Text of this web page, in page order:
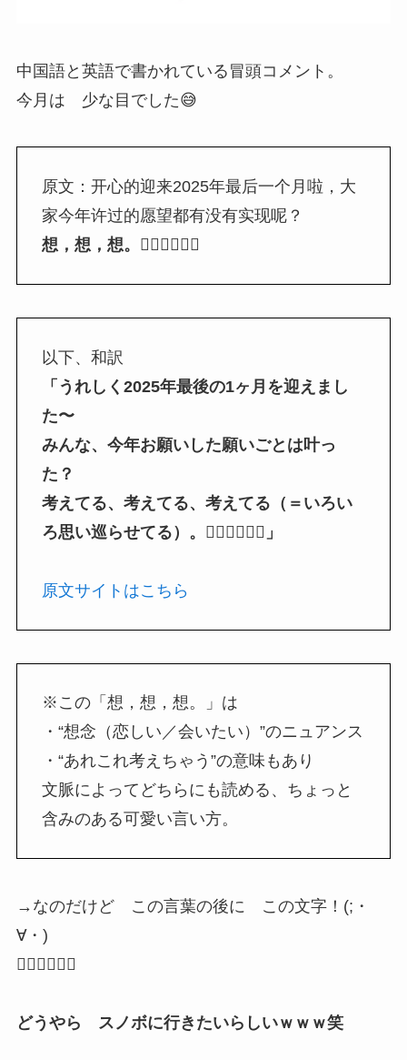
中国語と英語で書かれている冒頭コメント。
今月は 少な目でした😅
原文：开心的迎来2025年最后一个月啦，大
家今年许过的愿望都有没有实现呢？
想，想，想。
🏂🏻🏂🏻🏂🏻
以下、和訳
「うれしく2025年最後の1ヶ月を迎えまし
た〜
みんな、今年お願いした願いごとは叶っ
た？
考えてる、考えてる、考えてる（＝いろい
ろ思い巡らせてる）。🏂🏻🏂🏻🏂🏻」
原文サイトはこちら
※この「想，想，想。」は
・“想念（恋しい／会いたい）”のニュアンス
・“あれこれ考えちゃう”の意味もあり
文脈によってどちらにも読める、ちょっと
含みのある可愛い言い方。
→なのだけど この言葉の後に この文字！(;・
∀・)
🏂🏻🏂🏻🏂🏻
どうやら スノボに行きたいらしいｗｗｗ笑